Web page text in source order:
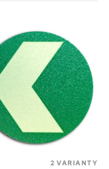
2 VARIANTY